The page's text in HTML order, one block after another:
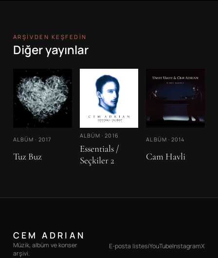
ARŞIVDEN KEŞFEDIN
Diğer yayınlar
ALBÜM · 2017
Tuz Buz
ALBÜM ·2016
Essentials /
Seçkiler 2
ALBÜM ·2014
Cam Havli
CEM ADRIAN
Müzik, albüm ve konser
arşivi.
E-posta listesiYouTubeInstagramX